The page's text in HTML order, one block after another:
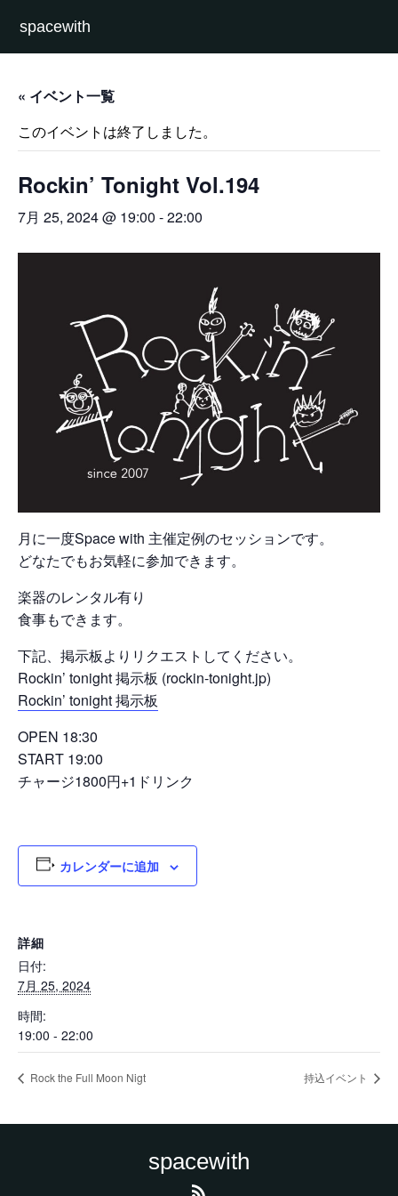
spacewith
« イベント一覧
このイベントは終了しました。
Rockin’ Tonight Vol.194
7月 25, 2024 @ 19:00 -22:00
月に一度Space with 主催定例のセッションです。
どなたでもお気軽に参加できます。
楽器のレンタル有り
食事もできます。
下記、掲示板よりリクエストしてください。
Rockin’ tonight 掲示板 (rockin-tonight.jp)
Rockin’ tonight 掲示板
OPEN 18:30
START 19:00
チャージ1800円+1ドリンク
カレンダーに追加
詳細
日付:
7月 25, 2024
時間:
19:00 - 22:00
Rock the Full Moon Nigt 持込イベント
spacewith